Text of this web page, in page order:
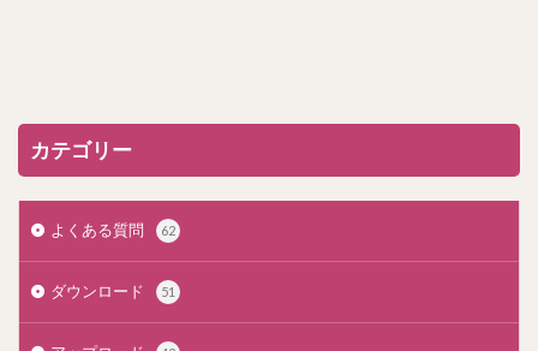
カテゴリー
よくある質問 62
ダウンロード 51